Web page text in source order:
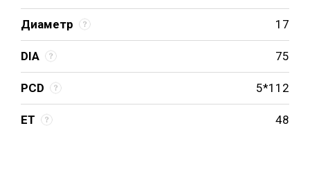
Диаметр 17
DIA 75
PCD 5*112
ET 48